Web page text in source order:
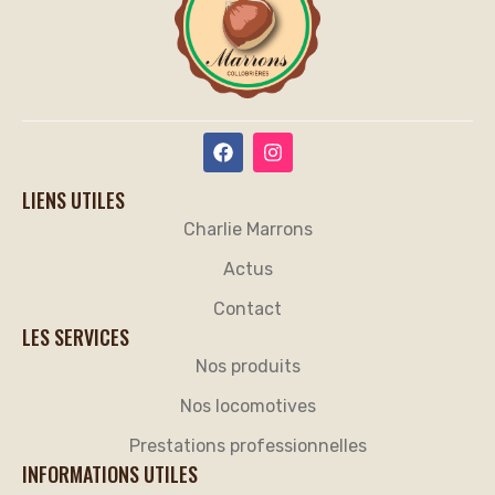
LIENS UTILES
Charlie Marrons
Actus
Contact
LES SERVICES
Nos produits
Nos locomotives
Prestations professionnelles
INFORMATIONS UTILES